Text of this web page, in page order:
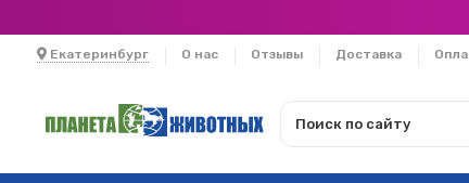
Екатеринбург О нас Отзывы Доставка